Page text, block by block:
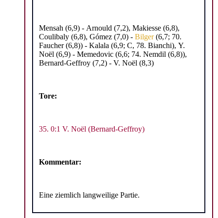
Mensah (6,9) - Arnould (7,2), Makiesse (6,8),
Coulibaly (6,8), Gómez (7,0) - Bilger(6,7; 70.
Faucher (6,8)) - Kalala (6,9; C, 78. Bianchi), Y.
Noël (6,9) - Memedovic (6,6; 74. Nemdil (6,8)),
Bernard-Geffroy (7,2) - V. Noël (8,3)
Tore:
35. 0:1 V. Noël (Bernard-Geffroy)
Kommentar:
Eine ziemlich langweilige Partie.